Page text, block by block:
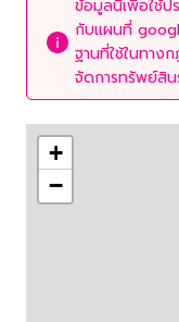
ข้อมูลนี้เพื่อใช้
กับแผนที่
ฐานที่ใช้ในทา
จัดการทรัพย์สิน
+
−